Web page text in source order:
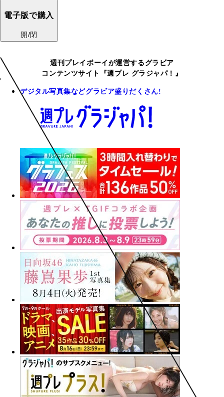
電子版で購入
開/閉
週刊プレイボーイが運営するグラビア
コンテンツサイト『週プレ グラジャパ！』
デジタル写真集などグラビア盛りだくさん!